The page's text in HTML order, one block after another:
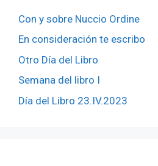
Con y sobre Nuccio Ordine
En consideración te escribo
Otro Día del Libro
Semana del libro I
Día del Libro 23.IV.2023